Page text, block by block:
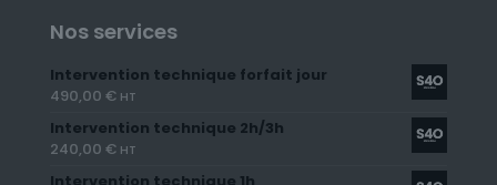
Nos services
Intervention technique forfait jour
490,00 € HT
Intervention technique 2h/3h
240,00 € HT